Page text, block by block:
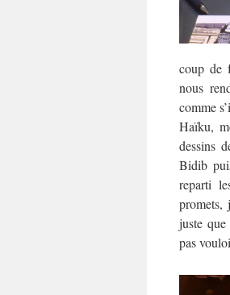
coup de
nous
comme
Haïku,
dessins
Bidib
reparti
promets,
juste
pas